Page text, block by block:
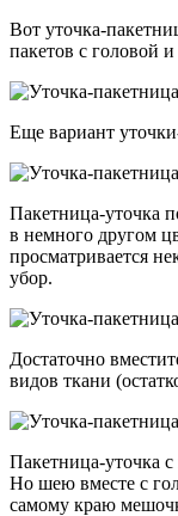
Вот уточка-
пакетов с головой
Еще вариант
Пакетница-уточка
в немного другом
просматривается
убор.
Достаточно
видов ткани
Пакетница-уточка
Но шею вместе с
самому краю